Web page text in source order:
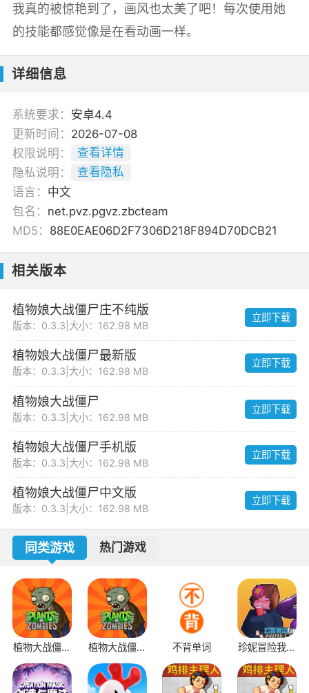
我真的被惊艳到了，画风也太美了吧！每次使用她
的技能都感觉像是在看动画一样。
详细信息
系统要求： 安卓4.4
更新时间： 2026-07-08
权限说明：
查看详情
隐私说明：
查看隐私
语言： 中文
包名： net.pvz.pgvz.zbcteam
MD5： 88E0EAE06D2F7306D218F894D70DCB21
相关版本
植物娘大战僵尸庄不纯版
版本：0.3.3 大小：162.98 MB
立即下载
植物娘大战僵尸最新版
版本：0.3.3 大小：162.98 MB
立即下载
植物娘大战僵尸
版本：0.3.3 大小：162.98 MB
立即下载
植物娘大战僵尸手机版
版本：0.3.3 大小：162.98 MB
立即下载
植物娘大战僵尸中文版
版本：0.3.3 大小：162.98 MB
立即下载
同类游戏 热门游戏
植物大战僵尸
1老版本
植物大战僵尸
原版抽卡版
不背单词
珍妮冒险我的
世界